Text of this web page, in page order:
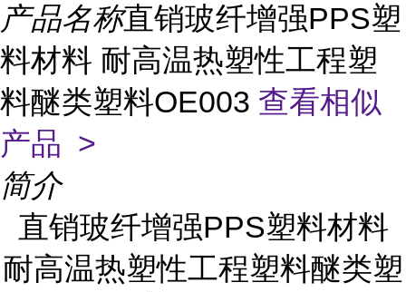
产品名称直销玻纤增强PPS塑
料材料 耐高温热塑性工程塑
料醚类塑料OE003 查看相似
产品 >
简介
直销玻纤增强PPS塑料材料
耐高温热塑性工程塑料醚类塑